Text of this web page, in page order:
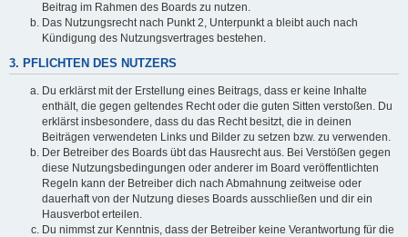
Beitrag im Rahmen des Boards zu nutzen.
Das Nutzungsrecht nach Punkt 2, Unterpunkt a bleibt auch nach
Kündigung des Nutzungsvertrages bestehen.
3. PFLICHTEN DES NUTZERS
Du erklärst mit der Erstellung eines Beitrags, dass er keine Inhalte
enthält, die gegen geltendes Recht oder die guten Sitten verstoßen. Du
erklärst insbesondere, dass du das Recht besitzt, die in deinen
Beiträgen verwendeten Links und Bilder zu setzen bzw. zu verwenden.
Der Betreiber des Boards übt das Hausrecht aus. Bei Verstößen gegen
diese Nutzungsbedingungen oder anderer im Board veröffentlichten
Regeln kann der Betreiber dich nach Abmahnung zeitweise oder
dauerhaft von der Nutzung dieses Boards ausschließen und dir ein
Hausverbot erteilen.
Du nimmst zur Kenntnis, dass der Betreiber keine Verantwortung für die